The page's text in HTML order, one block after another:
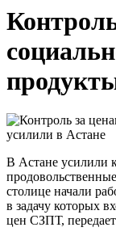
В Астане усилили
столице начали
в задачу которых
цен СЗПТ,